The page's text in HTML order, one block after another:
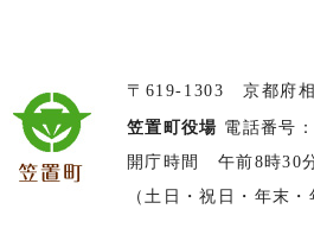
〒619-1303 京都府
笠置町役場 電話番号
開庁時間 午前8時30
（土日・祝日・年末・